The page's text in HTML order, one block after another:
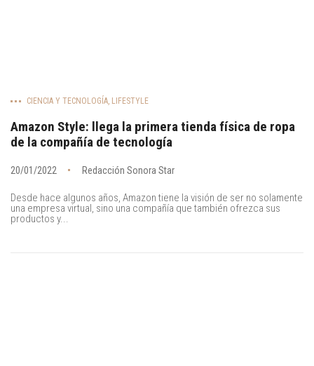
CIENCIA Y TECNOLOGÍA, LIFESTYLE
Amazon Style: llega la primera tienda física de ropa
de la compañía de tecnología
20/01/2022 Redacción Sonora Star
Desde hace algunos años, Amazon tiene la visión de ser no solamente
una empresa virtual, sino una compañía que también ofrezca sus
productos y...